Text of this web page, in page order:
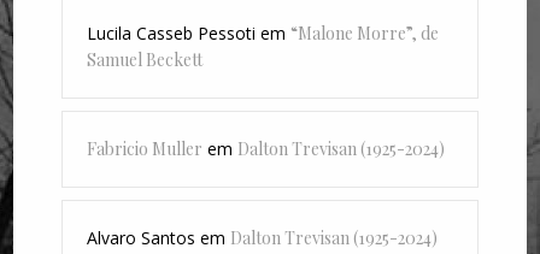
Lucila Casseb Pessoti em “Malone Morre”, de
Samuel Beckett
Fabricio Muller em Dalton Trevisan (1925-2024)
Alvaro Santos em Dalton Trevisan (1925-2024)